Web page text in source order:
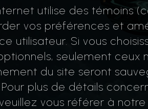
utilise des témoins
vos préférences et
utilisateur. Si vous
seulement ceux
du site seront
plus de détails
vous référer à notre